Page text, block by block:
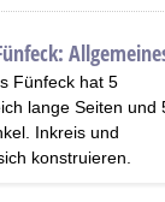
Fünfeck hat 5
lange Seiten und
Inkreis und
konstruieren.